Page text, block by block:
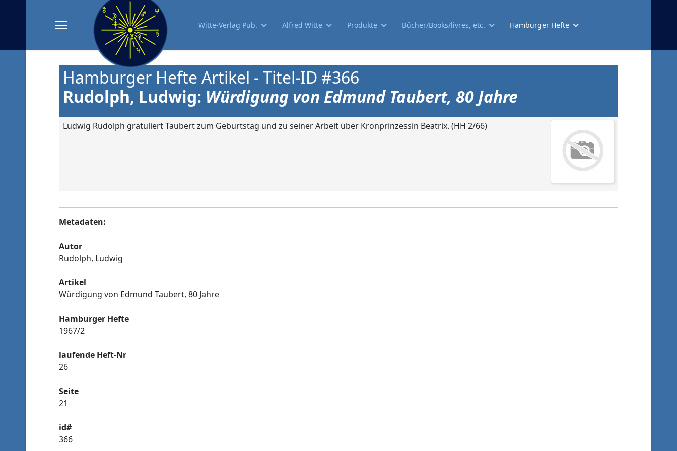
Witte-Verlag Pub. Alfred Witte Produkte Bücher/Books/livres, etc. Hamburger Hefte
Hamburger Hefte Artikel - Titel-ID #366
Rudolph, Ludwig: Würdigung von Edmund Taubert, 80 Jahre
Ludwig Rudolph gratuliert Taubert zum Geburtstag und zu seiner Arbeit über Kronprinzessin Beatrix. (HH 2/66)
Metadaten:
Autor
Rudolph, Ludwig
Artikel
Würdigung von Edmund Taubert, 80 Jahre
Hamburger Hefte
1967/2
laufende Heft-Nr
26
Seite
21
id#
366